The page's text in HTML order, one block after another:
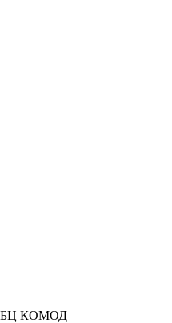
БЦ КОМОД